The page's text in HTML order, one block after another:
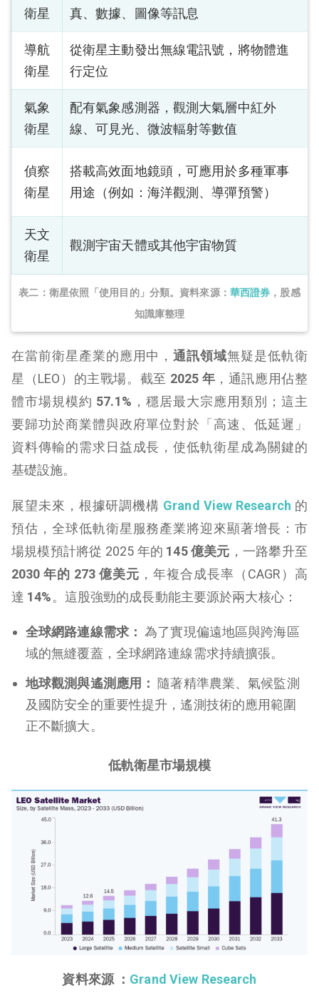
表二：衛星依照「使用目的」分類。資料來源： 華西證券 ，股感
知識庫整理
衛星
真、數據、圖像等訊息
導航
衛星
從衛星主動發出無線電訊號，將物體進
行定位
氣象
衛星
配有氣象感測器，觀測大氣層中紅外
線、可見光、微波輻射等數值
偵察
衛星
搭載高效面地鏡頭，可應用於多種軍事
用途（例如：海洋觀測、導彈預警）
天文
衛星
觀測宇宙天體或其他宇宙物質
在當前衛星產業的應用中，通訊領域無疑是低軌衛
星（LEO）的主戰場。截至 2025 年 ，通訊應用佔整
體市場規模約 57.1% ，穩居最大宗應用類別；這主
要歸功於商業體與政府單位對於「高速、低延遲」
資料傳輸的需求日益成長，使低軌衛星成為關鍵的
基礎設施。
展望未來，根據研調機構 Grand View Research 的
預估，全球低軌衛星服務產業將迎來顯著增長：市
場規模預計將從 2025 年的 145 億美元 ，一路攀升至
2030 年的 273 億美元 ，年複合成長率（CAGR）高
達 14%。這股強勁的成長動能主要源於兩大核心：
全球網路連線需求： 為了實現偏遠地區與跨海區
域的無縫覆蓋，全球網路連線需求持續擴張。
地球觀測與遙測應用：
隨著精準農業、氣候監測
及國防安全的重要性提升，遙測技術的應用範圍
正不斷擴大。
低軌衛星市場規模
資料來源 ： Grand View Research